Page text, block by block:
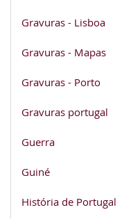
Gravuras - Lisboa
Gravuras - Mapas
Gravuras - Porto
Gravuras portugal
Guerra
Guiné
História de Portugal